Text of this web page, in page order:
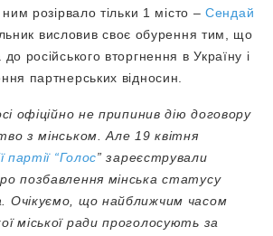
ним розірвало тільки 1 місто –Сендай
висловив своє обурення тим, що
російського вторгнення в Україну і
партнерських відносин.
офіційно не припинив дію договору
з мінськом. Але 19 квітня
партії “Голос” зареєстрували
позбавлення мінська статусу
Очікуємо, що найближчим часом
міської ради проголосують за